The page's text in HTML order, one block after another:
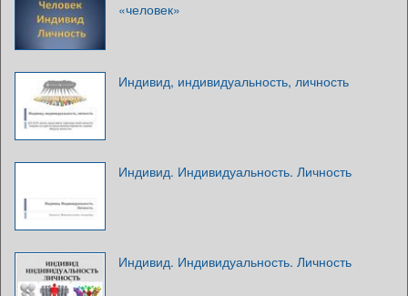
«человек»
Индивид, индивидуальность, личность
Индивид. Индивидуальность. Личность
Индивид. Индивидуальность. Личность